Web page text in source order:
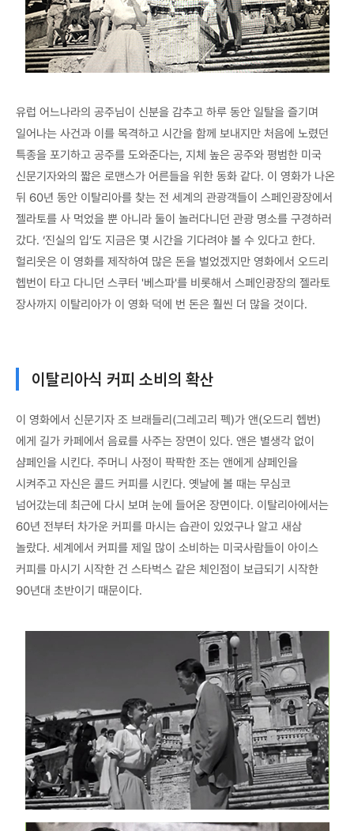
유럽 어느나라의 공주님이 신분을 감추고 하루 동안 일탈을 즐기며
일어나는 사건과 이를 목격하고 시간을 함께 보내지만 처음에 노렸던
특종을 포기하고 공주를 도와준다는, 지체 높은 공주와 평범한 미국
신문기자와의 짧은 로맨스가 어른들을 위한 동화 같다. 이 영화가 나온
뒤 60년 동안 이탈리아를 찾는 전 세계의 관광객들이 스페인광장에서
젤라토를 사 먹었을 뿐 아니라 둘이 놀러다니던 관광 명소를 구경하러
갔다. ‘진실의 입’도 지금은 몇 시간을 기다려야 볼 수 있다고 한다.
헐리웃은 이 영화를 제작하여 많은 돈을 벌었겠지만 영화에서 오드리
헵번이 타고 다니던 스쿠터 '베스파'를 비롯해서 스페인광장의 젤라토
장사까지 이탈리아가 이 영화 덕에 번 돈은 훨씬 더 많을 것이다.
이탈리아식 커피 소비의 확산
이 영화에서 신문기자 조 브래들리(그레고리 펙)가 앤(오드리 헵번)
에게 길가 카페에서 음료를 사주는 장면이 있다. 앤은 별생각 없이
샴페인을 시킨다. 주머니 사정이 팍팍한 조는 앤에게 샴페인을
시켜주고 자신은 콜드 커피를 시킨다. 옛날에 볼 때는 무심코
넘어갔는데 최근에 다시 보며 눈에 들어온 장면이다. 이탈리아에서는
60년 전부터 차가운 커피를 마시는 습관이 있었구나 알고 새삼
놀랐다. 세계에서 커피를 제일 많이 소비하는 미국사람들이 아이스
커피를 마시기 시작한 건 스타벅스 같은 체인점이 보급되기 시작한
90년대 초반이기 때문이다.